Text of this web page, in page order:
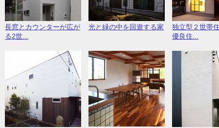
長窓とカウンターが広が
る2世...
光と緑の中を回遊する家
独立型２世帯
優良住...